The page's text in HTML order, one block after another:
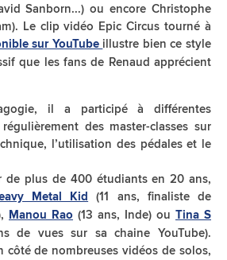
Sanborn...) ou encore Christophe
Le clip vidéo Epic Circus tourné à
sur YouTube illustre bien ce style
que les fans de Renaud apprécient
il a participé à différentes
des master-classes sur
l’utilisation des pédales et le
de plus de 400 étudiants en 20 ans,
Metal Kid
(11 ans, finaliste de
Manou Rao (13 ans, Inde) ou Tina S
de vues sur sa chaine YouTube).
côté de nombreuses vidéos de solos,